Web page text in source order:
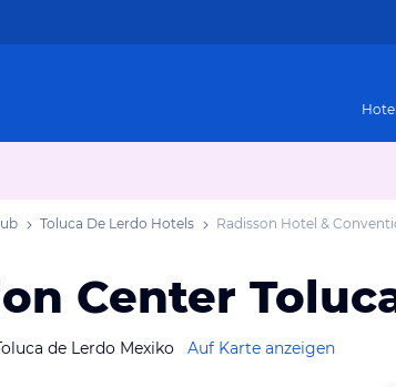
Toluca De Lerdo Hotels Radisson Hotel &
Center
de Lerdo Mexiko Auf Karte anzeigen